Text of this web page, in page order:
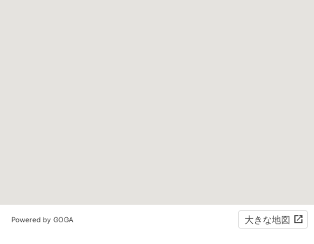
Powered by GOGA 大きな地図